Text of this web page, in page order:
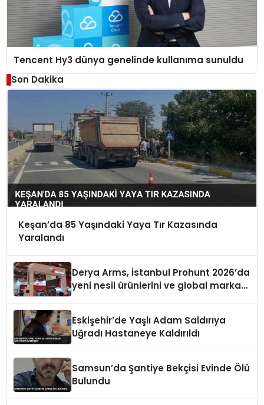
Tencent Hy3 dünya genelinde kullanıma sunuldu
Son Dakika
Keşan’da 85 Yaşındaki Yaya Tır Kazasında
Yaralandı
Derya Arms, İstanbul Prohunt 2026’da
yeni nesil ürünlerini ve global marka
Eskişehir’de Yaşlı Adam Saldırıya
Uğradı Hastaneye Kaldırıldı
Samsun’da Şantiye Bekçisi Evinde Ölü
Bulundu